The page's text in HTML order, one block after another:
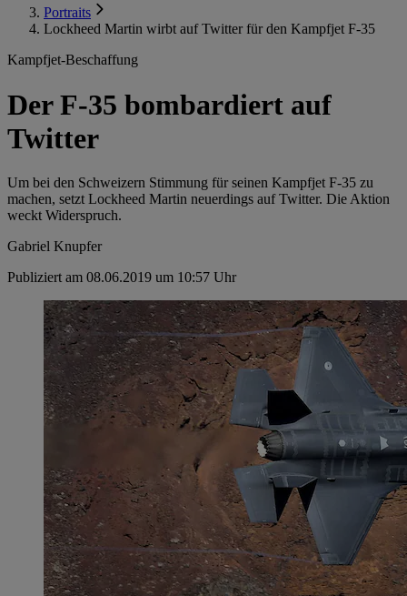
Portraits
Lockheed Martin wirbt auf Twitter für den Kampfjet F-35
Kampfjet-Beschaffung
Der F-35 bombardiert auf
Twitter
Um bei den Schweizern Stimmung für seinen Kampfjet F-35 zu
machen, setzt Lockheed Martin neuerdings auf Twitter. Die Aktion
weckt Widerspruch.
Gabriel Knupfer
Publiziert am 08.06.2019 um 10:57 Uhr